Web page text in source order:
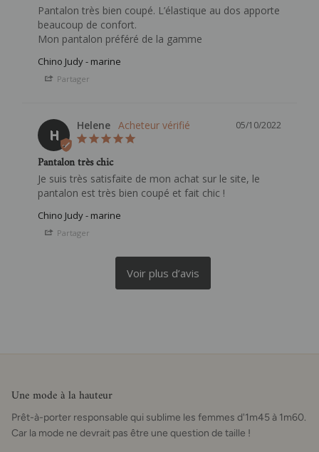
Pantalon très bien coupé. L’élastique au dos apporte
beaucoup de confort.
Chino Judy - marine
Partager
H
05/10/2022
Helene
Pantalon très chic
Je suis très satisfaite de mon achat sur le site, le
Chino Judy - marine
Partager
Une mode à la hauteur
Prêt-à-porter responsable qui sublime les femmes d'1m45 à 1m60.
Car la mode ne devrait pas être une question de taille !